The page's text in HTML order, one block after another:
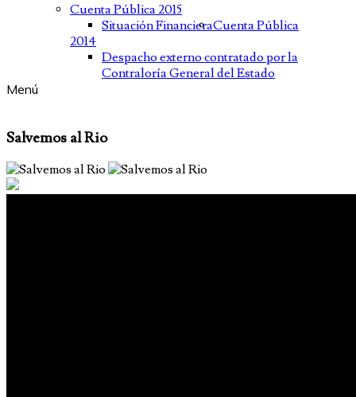
Cuenta Pública 2015
Situación FinancieraCuenta Pública
2014
Despacho externo contratado por la
Contraloría General del Estado
Menú
Salvemos al Rio